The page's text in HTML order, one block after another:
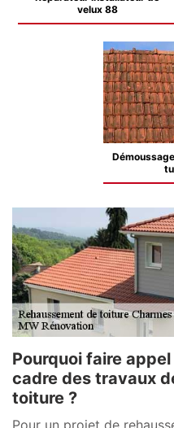
velux 88
Pourquoi faire
cadre des travaux
toiture ?
Pour un projet de